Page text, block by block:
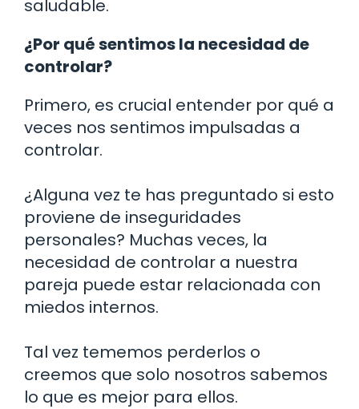
saludable.
¿Por qué sentimos la necesidad de
controlar?
Primero, es crucial entender por qué a
veces nos sentimos impulsadas a
controlar.
¿Alguna vez te has preguntado si esto
proviene de inseguridades
personales? Muchas veces, la
necesidad de controlar a nuestra
pareja puede estar relacionada con
miedos internos.
Tal vez tememos perderlos o
creemos que solo nosotros sabemos
lo que es mejor para ellos.